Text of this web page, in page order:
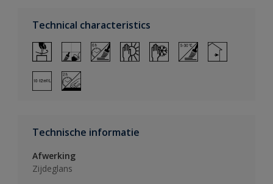
Technical characteristics
Technische informatie
Afwerking
Zijdeglans